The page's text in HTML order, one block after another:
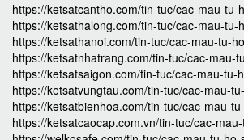
https://ketsatcantho.com/tin-tuc/cac-mau-tu-
https://ketsathalong.com/tin-tuc/cac-mau-tu-
https://ketsathanoi.com/tin-tuc/cac-mau-tu-
https://ketsatnhatrang.com/tin-tuc/cac-mau-
https://ketsatsaigon.com/tin-tuc/cac-mau-tu-
https://ketsatvungtau.com/tin-tuc/cac-mau-
https://ketsatbienhoa.com/tin-tuc/cac-mau-
https://ketsatcaocap.com.vn/tin-tuc/cac-